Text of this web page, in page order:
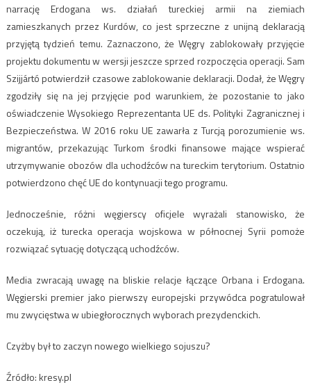
narrację Erdogana ws. działań tureckiej armii na ziemiach
zamieszkanych przez Kurdów, co jest sprzeczne z unijną deklaracją
przyjętą tydzień temu. Zaznaczono, że Węgry zablokowały przyjęcie
projektu dokumentu w wersji jeszcze sprzed rozpoczęcia operacji. Sam
Szijjártó potwierdził czasowe zablokowanie deklaracji. Dodał, że Węgry
zgodziły się na jej przyjęcie pod warunkiem, że pozostanie to jako
oświadczenie Wysokiego Reprezentanta UE ds. Polityki Zagranicznej i
Bezpieczeństwa. W 2016 roku UE zawarła z Turcją porozumienie ws.
migrantów, przekazując Turkom środki finansowe mające wspierać
utrzymywanie obozów dla uchodźców na tureckim terytorium. Ostatnio
potwierdzono chęć UE do kontynuacji tego programu.
Jednocześnie, różni węgierscy oficjele wyrażali stanowisko, że
oczekują, iż turecka operacja wojskowa w północnej Syrii pomoże
rozwiązać sytuację dotyczącą uchodźców.
Media zwracają uwagę na bliskie relacje łączące Orbana i Erdogana.
Węgierski premier jako pierwszy europejski przywódca pogratulował
mu zwycięstwa w ubiegłorocznych wyborach prezydenckich.
Czyżby był to zaczyn nowego wielkiego sojuszu?
Źródło: kresy.pl